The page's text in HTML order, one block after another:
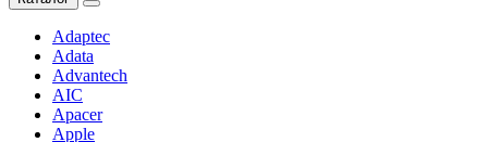
Adaptec
Adata
Advantech
AIC
Apacer
Apple